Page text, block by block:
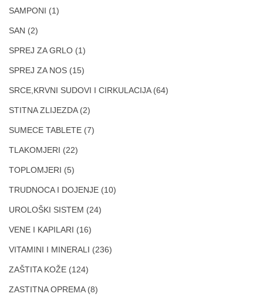
SAMPONI (1)
SAN (2)
SPREJ ZA GRLO (1)
SPREJ ZA NOS (15)
SRCE,KRVNI SUDOVI I CIRKULACIJA (64)
STITNA ZLIJEZDA (2)
SUMECE TABLETE (7)
TLAKOMJERI (22)
TOPLOMJERI (5)
TRUDNOCA I DOJENJE (10)
UROLOŠKI SISTEM (24)
VENE I KAPILARI (16)
VITAMINI I MINERALI (236)
ZAŠTITA KOŽE (124)
ZASTITNA OPREMA (8)